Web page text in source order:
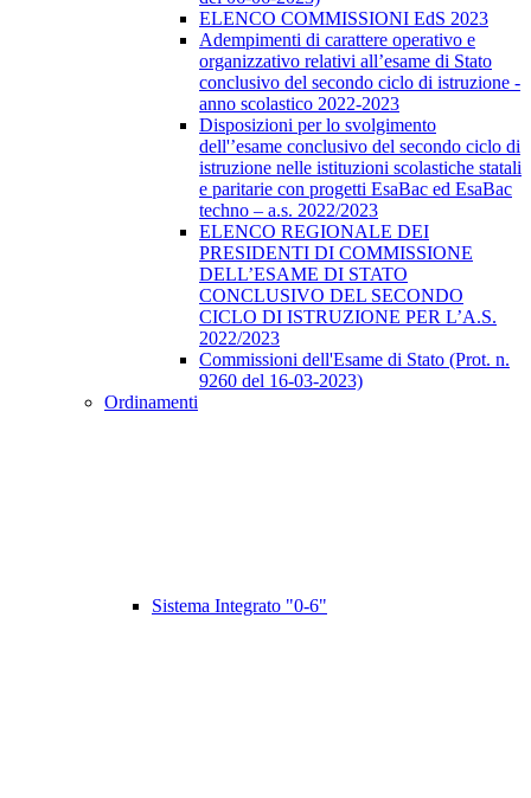
ELENCO COMMISSIONI EdS 2023
Adempimenti di carattere operativo e
organizzativo relativi all’esame di Stato
conclusivo del secondo ciclo di istruzione -
anno scolastico 2022-2023
Disposizioni per lo svolgimento
dell'’esame conclusivo del secondo ciclo di
istruzione nelle istituzioni scolastiche statali
e paritarie con progetti EsaBac ed EsaBac
techno – a.s. 2022/2023
ELENCO REGIONALE DEI
PRESIDENTI DI COMMISSIONE
DELL’ESAME DI STATO
CONCLUSIVO DEL SECONDO
CICLO DI ISTRUZIONE PER L’A.S.
2022/2023
Commissioni dell'Esame di Stato (Prot. n.
9260 del 16-03-2023)
Ordinamenti
Sistema Integrato "0-6"